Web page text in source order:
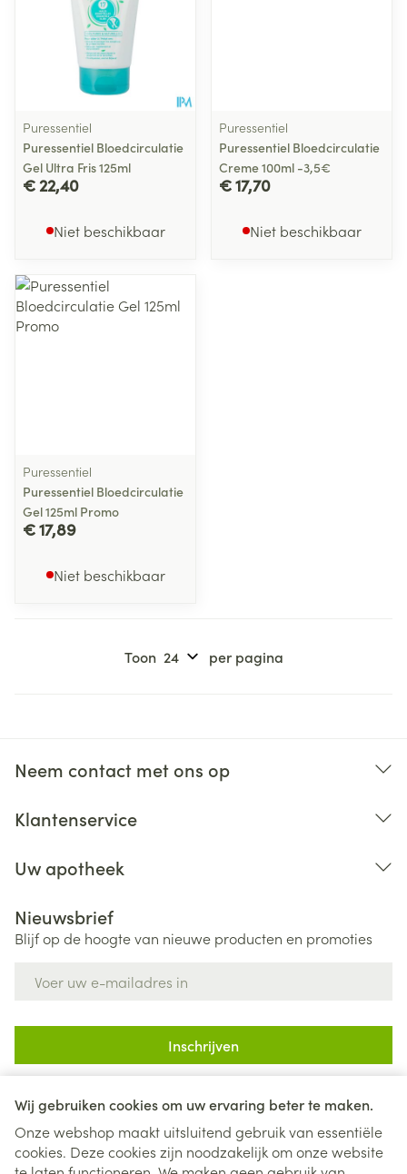
Wij gebruiken cookies om uw ervaring beter te maken.
Onze webshop maakt uitsluitend gebruik van essentiële
cookies. Deze cookies zijn noodzakelijk om onze website
Puressentiel
Puressentiel Bloedcirculatie
Gel Ultra Fris 125ml
€ 22,40
Niet beschikbaar
Puressentiel
Puressentiel Bloedcirculatie
Creme 100ml -3,5€
€ 17,70
Niet beschikbaar
Puressentiel
Puressentiel Bloedcirculatie
Gel 125ml Promo
€ 17,89
Niet beschikbaar
Toon per pagina
Neem contact met ons op
Klantenservice
Uw apotheek
Nieuwsbrief
Blijf op de hoogte van nieuwe producten en promoties
Inschrijven
nieuwsbrief en gaat u akkoord met onzeprivacy policy.